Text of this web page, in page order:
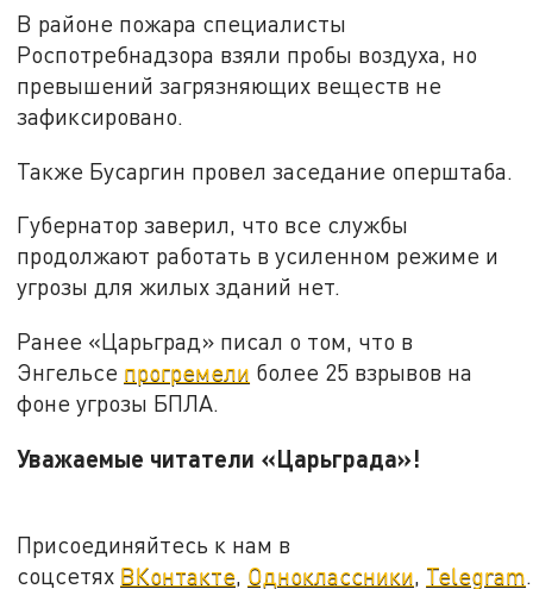
В районе пожара специалисты
Роспотребнадзора взяли пробы воздуха, но
превышений загрязняющих веществ не
зафиксировано.
Также Бусаргин провел заседание оперштаба.
Губернатор заверил, что все службы
продолжают работать в усиленном режиме и
угрозы для жилых зданий нет.
Ранее «Царьград» писал о том, что в
Энгельсе прогремели более 25 взрывов на
фоне угрозы БПЛА.
Уважаемые читатели «Царьграда»!
Присоединяйтесь к нам в
соцсетях ВКонтакте, Одноклассники, Telegram.